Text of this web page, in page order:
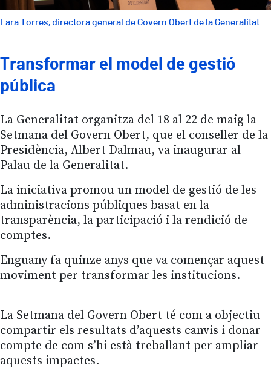
Lara Torres, directora general de Govern Obert de la Generalitat
Transformar el model de gestió
pública
La Generalitat organitza del 18 al 22 de maig la
Setmana del Govern Obert, que el conseller de la
Presidència, Albert Dalmau, va inaugurar al
Palau de la Generalitat.
La iniciativa promou un model de gestió de les
administracions públiques basat en la
transparència, la participació i la rendició de
comptes.
Enguany fa quinze anys que va començar aquest
moviment per transformar les institucions.
La Setmana del Govern Obert té com a objectiu
compartir els resultats d’aquests canvis i donar
compte de com s’hi està treballant per ampliar
aquests impactes.